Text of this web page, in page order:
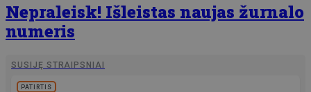
Nepraleisk! Išleistas naujas žurnalo
numeris
SUSIJĘ STRAIPSNIAI
PATIRTIS